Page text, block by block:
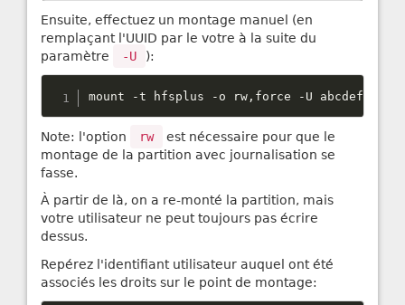
Ensuite, effectuez un montage manuel (en
remplaçant l'UUID par le votre à la suite du
paramètre
-U ):
mount -t hfsplus - o rw , force - U
Note: l'option rw
est nécessaire pour que le
montage de la partition avec journalisation se
fasse.
À partir de là, on a re-monté la partition, mais
votre utilisateur ne peut toujours pas écrire
dessus.
Repérez l'identifiant utilisateur auquel ont été
associés les droits sur le point de montage: